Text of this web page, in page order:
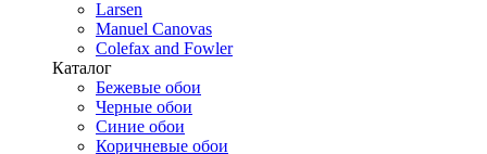
Larsen
Manuel Canovas
Colefax and Fowler
Каталог
Бежевые обои
Черные обои
Синие обои
Коричневые обои